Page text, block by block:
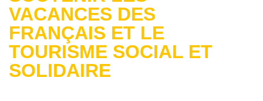
VACANCES DES
FRANÇAIS ET LE
TOURISME SOCIAL ET
SOLIDAIRE